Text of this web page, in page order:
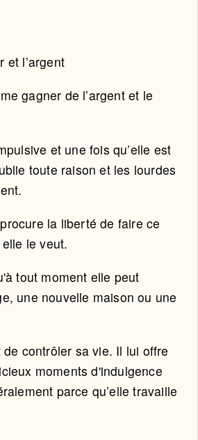
et l’argent
gagner de l’argent et le
et une fois qu’elle est
toute raison et les lourdes
la liberté de faire ce
le veut.
tout moment elle peut
une nouvelle maison ou une
contrôler sa vie. Il lui offre
moments d'indulgence
parce qu’elle travaille